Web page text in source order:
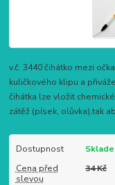
v.č. 3440 čihátko mezi
kuličkového klipu a
čihátka lze vložit
zátěž (písek, olůvka),tak
Dostupnost
Cena před
slevou
34 Kč